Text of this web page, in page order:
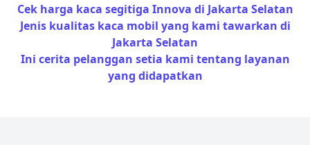
Cek harga kaca segitiga Innova di Jakarta Selatan
Jenis kualitas kaca mobil yang kami tawarkan di
Jakarta Selatan
Ini cerita pelanggan setia kami tentang layanan
yang didapatkan